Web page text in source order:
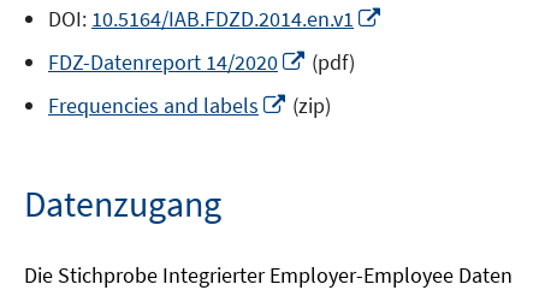
DOI: 10.5164/IAB.FDZD.2014.en.v1
FDZ-Datenreport 14/2020
In
Fenster
(pdf)
Frequencies and labels
In
(zip)
Datenzugang
Die Stichprobe Integrierter Employer-Employee Daten